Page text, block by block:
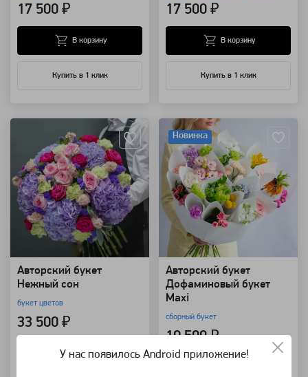
17 500 ₽
Купить в 1 клик
В корзину
17 500 ₽
Купить в 1 клик
В корзину
Авторский букет
Нежный сон
букет цветов
33 500 ₽
В корзину
Новинка
Авторский букет
Дофаминовый букет
Maxi
сборный букет
10 500 ₽
У нас появилось Android приложение!